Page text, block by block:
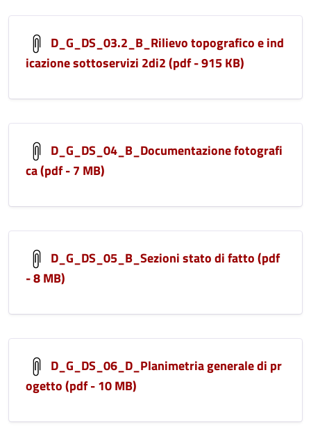
D_G_DS_03.2_B_Rilievo topografico e ind
icazione sottoservizi 2di2 (pdf - 915 KB)
D_G_DS_04_B_Documentazione fotografi
ca (pdf - 7 MB)
D_G_DS_05_B_Sezioni stato di fatto (pdf
- 8 MB)
D_G_DS_06_D_Planimetria generale di pr
ogetto (pdf - 10 MB)